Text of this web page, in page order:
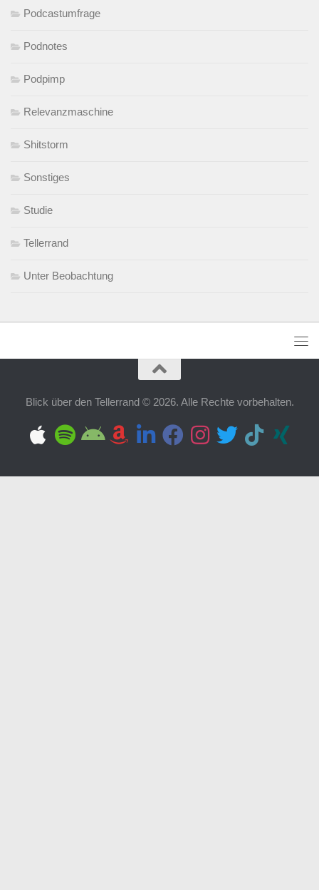
Podcastumfrage
Podnotes
Podpimp
Relevanzmaschine
Shitstorm
Sonstiges
Studie
Tellerrand
Unter Beobachtung
Blick über den Tellerrand © 2026. Alle Rechte vorbehalten.